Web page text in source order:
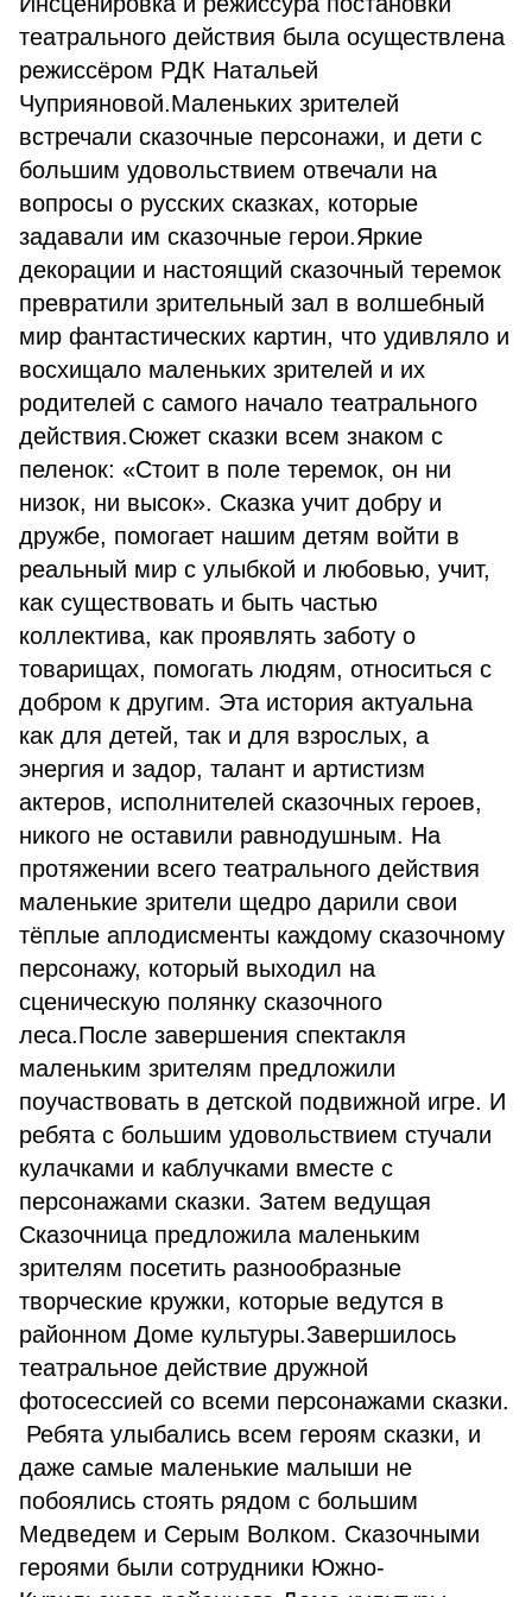
театрального действия была осуществлена
режиссёром РДК Натальей
Чуприяновой.Маленьких зрителей
встречали сказочные персонажи, и дети с
большим удовольствием отвечали на
вопросы о русских сказках, которые
задавали им сказочные герои.Яркие
декорации и настоящий сказочный теремок
превратили зрительный зал в волшебный
мир фантастических картин, что удивляло и
восхищало маленьких зрителей и их
родителей с самого начало театрального
действия.Сюжет сказки всем знаком с
пеленок: «Стоит в поле теремок, он ни
низок, ни высок». Сказка учит добру и
дружбе, помогает нашим детям войти в
реальный мир с улыбкой и любовью, учит,
как существовать и быть частью
коллектива, как проявлять заботу о
товарищах, помогать людям, относиться с
добром к другим. Эта история актуальна
как для детей, так и для взрослых, а
энергия и задор, талант и артистизм
актеров, исполнителей сказочных героев,
никого не оставили равнодушным. На
протяжении всего театрального действия
маленькие зрители щедро дарили свои
тёплые аплодисменты каждому сказочному
персонажу, который выходил на
сценическую полянку сказочного
леса.После завершения спектакля
маленьким зрителям предложили
поучаствовать в детской подвижной игре. И
ребята с большим удовольствием стучали
кулачками и каблучками вместе с
персонажами сказки. Затем ведущая
Сказочница предложила маленьким
зрителям посетить разнообразные
творческие кружки, которые ведутся в
районном Доме культуры.Завершилось
театральное действие дружной
фотосессией со всеми персонажами сказки.
Ребята улыбались всем героям сказки, и
даже самые маленькие малыши не
побоялись стоять рядом с большим
Медведем и Серым Волком. Сказочными
героями были сотрудники Южно-